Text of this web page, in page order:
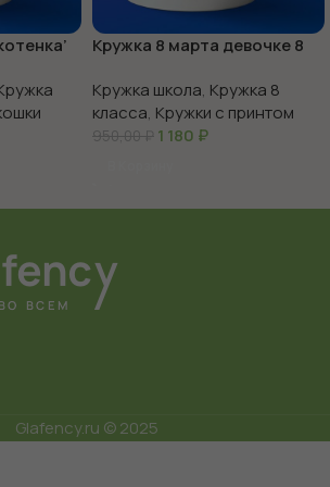
Кружка 8 марта девочке 8
Кружка школа, Кружка 8
класса, Кружки с принтом
950,00₽ 1 180 ₽
Glafency.ru © 2025